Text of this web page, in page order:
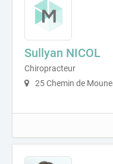
Sullyan NICOL
Chiropracteur
25 Chemin de